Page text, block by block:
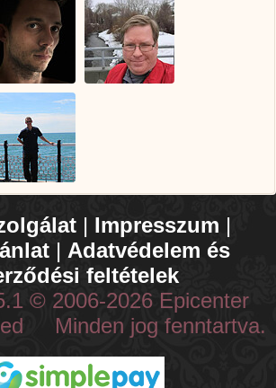
| Impresszum |
| Adatvédelem és
feltételek
© 2006-2026 Epicenter
Minden jog fenntartva.